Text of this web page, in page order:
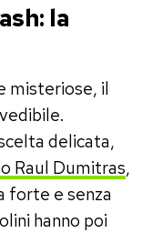
la
misteriose, il
delicata,
Raul Dumitras,
forte e senza
hanno poi